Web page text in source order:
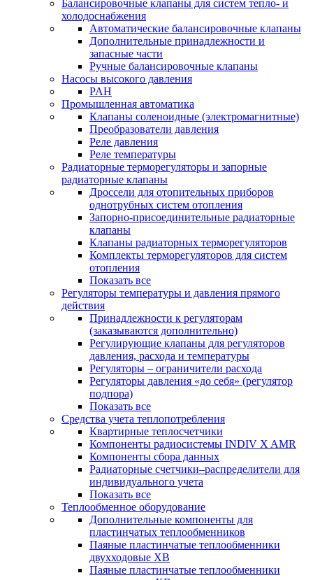
Балансировочные клапаны для систем тепло- и
холодоснабжения
Автоматические балансировочные клапаны
Дополнительные принадлежности и
запасные части
Ручные балансировочные клапаны
Насосы высокого давления
PAH
Промышленная автоматика
Клапаны соленоидные (электромагнитные)
Преобразователи давления
Реле давления
Реле температуры
Радиаторные терморегуляторы и запорные
радиаторные клапаны
Дроссели для отопительных приборов
однотрубных систем отопления
Запорно-присоединительные радиаторные
клапаны
Клапаны радиаторных терморегуляторов
Комплекты терморегуляторов для систем
отопления
Показать все
Регуляторы температуры и давления прямого
действия
Принадлежности к регуляторам
(заказываются дополнительно)
Регулирующие клапаны для регуляторов
давления, расхода и температуры
Регуляторы – ограничители расхода
Регуляторы давления «до себя» (регулятор
подпора)
Показать все
Средства учета теплопотребления
Квартирные теплосчетчики
Компоненты радиосистемы INDIV X AMR
Компоненты сбора данных
Радиаторные счетчики–распределители для
индивидуального учета
Показать все
Теплообменное оборудование
Дополнительные компоненты для
пластинчатых теплообменников
Паяные пластинчатые теплообменники
двухходовые XB
Паяные пластинчатые теплообменники